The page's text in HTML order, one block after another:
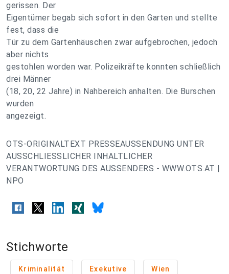
gerissen. Der
Eigentümer begab sich sofort in den Garten und stellte
fest, dass die
Tür zu dem Gartenhäuschen zwar aufgebrochen, jedoch
aber nichts
gestohlen worden war. Polizeikräfte konnten schließlich
drei Männer
(18, 20, 22 Jahre) in Nahbereich anhalten. Die Burschen
wurden
angezeigt.
OTS-ORIGINALTEXT PRESSEAUSSENDUNG UNTER
AUSSCHLIESSLICHER INHALTLICHER
VERANTWORTUNG DES AUSSENDERS - WWW.OTS.AT |
NPO
Stichworte
Kriminalität Exekutive Wien